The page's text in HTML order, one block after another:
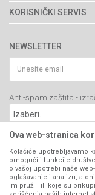
Adresa:
34000 Kragujevac,
PIB: 102135221
Matični broj: 07593252
O nama
Prodavnice
Brendovi
Katalozi
Blog
Najčešća pitanja
KORISNIČKI SERVIS
Politika privatnosti
Kako kupiti
Isporuka
Click & Collect
Načini plaćanja
Plaćanje karticama
Web kredit Raiffeisen
Pravo na odustajanje
Reklamacije
NEWSLETTER
Anti-spam zaštita -
VIBER I SMS
Ova web-stranica
Kolačiće upotrebljavamo
omogućili funkcije
o vašoj upotrebi naše
oglašavanje i analizu, a
im pružili ili koje su